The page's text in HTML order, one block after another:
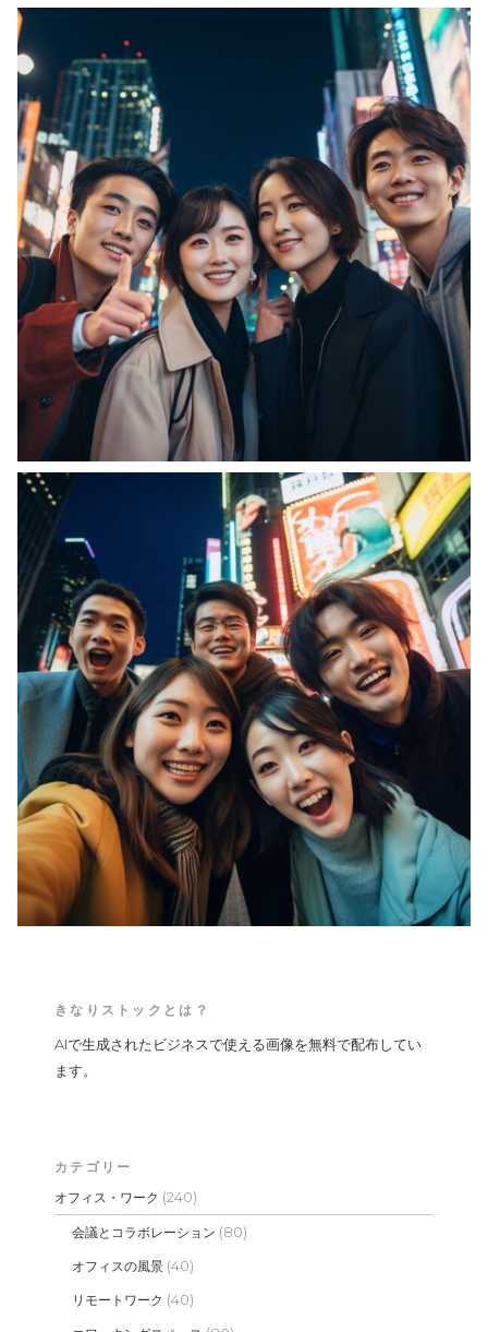
きなりストックとは？
AIで生成されたビジネスで使える画像を無料で配布してい
ます。
カテゴリー
オフィス・ワーク (240)
会議とコラボレーション (80)
オフィスの風景 (40)
リモートワーク (40)